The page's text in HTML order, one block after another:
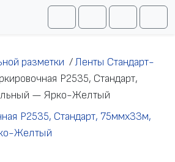
SearchAccountCart
разметки /Ленты Стандарт-
P2535, Стандарт,
— Ярко-Желтый